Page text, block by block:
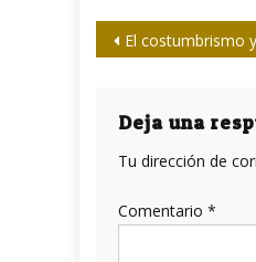
entradas
El costumbrismo y lo vernáculo,
Deja una
Tu dirección de
Comentario *